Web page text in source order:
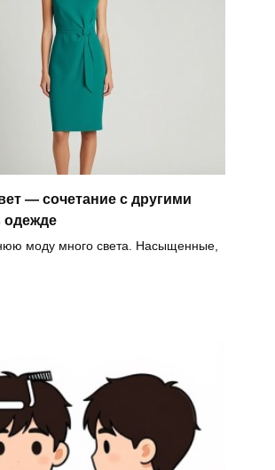
— сочетание с другими
одежде
моду много света. Насыщенные,